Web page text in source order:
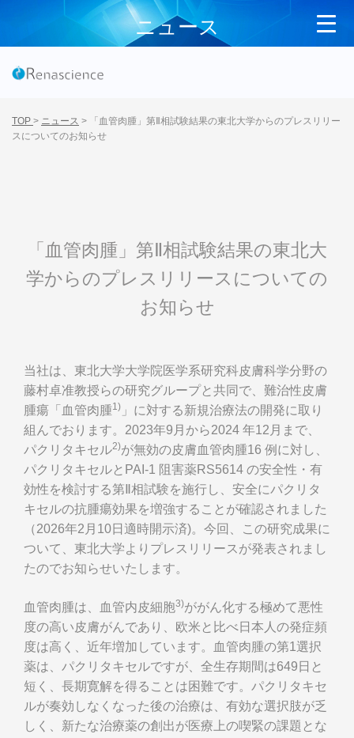
ニュース
TOP > ニュース >
「血管肉腫」第Ⅱ相試験結果の東北大学からのプレスリリー
スについてのお知らせ
「血管肉腫」第Ⅱ相試験結果の東北大
学からのプレスリリースについての
お知らせ
当社は、東北大学大学院医学系研究科皮膚科学分野の
藤村卓准教授らの研究グループと共同で、難治性皮膚
腫瘍「血管肉腫1) 」に対する新規治療法の開発に取り
組んでおります。2023年9月から2024 年12月まで、
パクリタキセル2)が無効の皮膚血管肉腫16 例に対し、
パクリタキセルとPAI-1 阻害薬RS5614 の安全性・有
効性を検討する第Ⅱ相試験を施行し、安全にパクリタ
キセルの抗腫瘍効果を増強することが確認されました
（2026年2月10日適時開示済)。今回、この研究成果に
ついて、東北大学よりプレスリリースが発表されまし
たのでお知らせいたします。
血管肉腫は、血管内皮細胞3)ががん化する極めて悪性
度の高い皮膚がんであり、欧米と比べ日本人の発症頻
度は高く、近年増加しています。血管肉腫の第1選択
薬は、パクリタキセルですが、全生存期間は649日と
短く、長期寛解を得ることは困難です。パクリタキセ
ルが奏効しなくなった後の治療は、有効な選択肢が乏
しく、新たな治療薬の創出が医療上の喫緊の課題とな